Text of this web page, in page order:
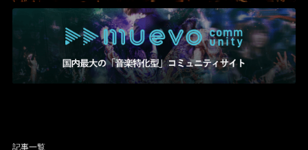
記事一覧